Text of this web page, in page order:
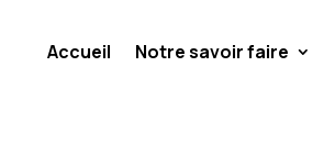
Accueil Notre savoir faire